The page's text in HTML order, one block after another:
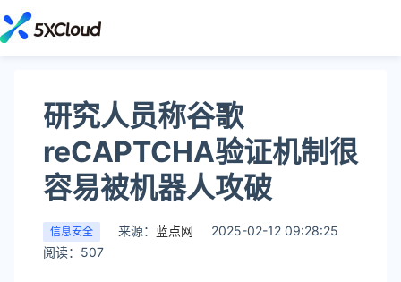
研究人员称谷歌
reCAPTCHA验证机制很
容易被机器人攻破
信息安全 来源： 蓝点网
2025-02-12 09:28:25
阅读：507